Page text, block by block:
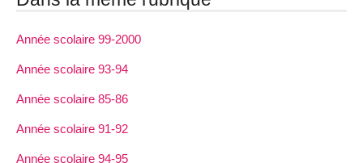
Année scolaire 99-2000
Année scolaire 93-94
Année scolaire 85-86
Année scolaire 91-92
Année scolaire 94-95